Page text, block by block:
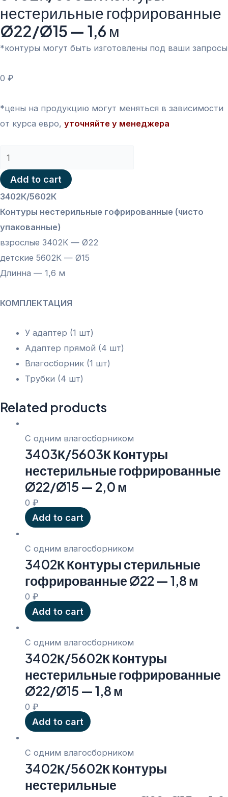
нестерильные гофрированные
Ø22/Ø15 — 1,6 м
*контуры могут быть изготовлены под ваши запросы
0 ₽
*цены на продукцию могут меняться в зависимости
от курса евро, уточняйте у менеджера
3402К/5602К
Контуры
нестерильные
гофрированные
Ø22/
Ø15
-
1,6
м
Add to cart
3402К/5602К
Контуры нестерильные гофрированные (чисто
упакованные)
взрослые 3402К — Ø22
детские 5602К — Ø15
Длинна — 1,6 м
КОМПЛЕКТАЦИЯ
У адаптер (1 шт)
Адаптер прямой (4 шт)
Влагосборник (1 шт)
Трубки (4 шт)
Related products
С одним влагосборником
3403К/5603К Контуры
нестерильные гофрированные
Ø22/Ø15 — 2,0 м
0₽
Add to cart
С одним влагосборником
3402К Контуры стерильные
гофрированные Ø22 — 1,8 м
0₽
Add to cart
С одним влагосборником
3402К/5602К Контуры
нестерильные гофрированные
Ø22/Ø15 — 1,8 м
0₽
Add to cart
С одним влагосборником
3402К/5602К Контуры
нестерильные